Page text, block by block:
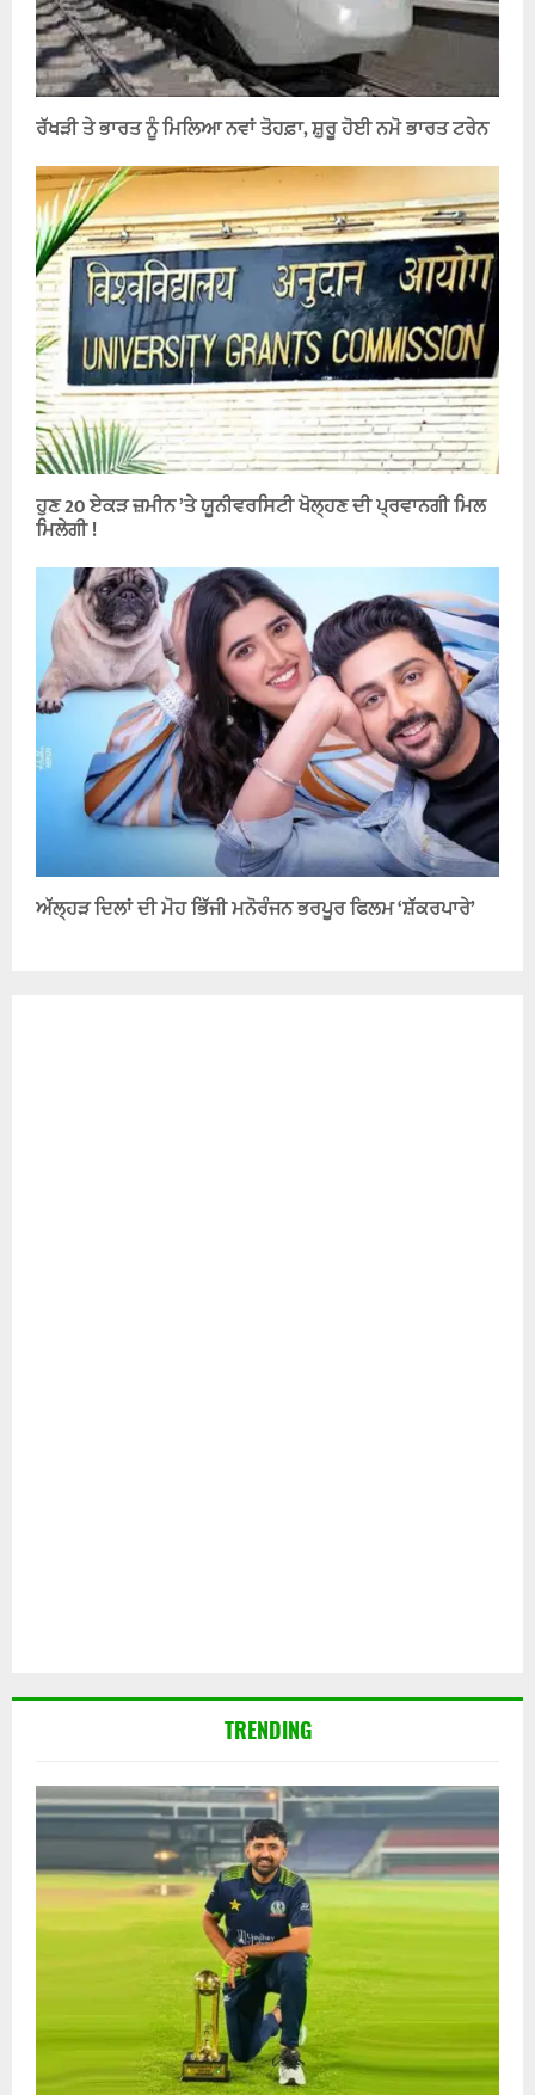
ਰੱਖੜੀ ਤੇ ਭਾਰਤ ਨੂੰ ਮਿਲਿਆ ਨਵਾਂ ਤੋਹਫ਼ਾ, ਸ਼ੁਰੂ ਹੋਈ ਨਮੋ ਭਾਰਤ ਟਰੇਨ
ਹੁਣ 20 ਏਕੜ ਜ਼ਮੀਨ ’ਤੇ ਯੂਨੀਵਰਸਿਟੀ ਖੋਲ੍ਹਣ ਦੀ ਪ੍ਰਵਾਨਗੀ ਮਿਲ
ਮਿਲੇਗੀ !
ਅੱਲ੍ਹੜ ਦਿਲਾਂ ਦੀ ਮੋਹ ਭਿੱਜੀ ਮਨੋਰੰਜਨ ਭਰਪੂਰ ਫਿਲਮ ‘ਸ਼ੱਕਰਪਾਰੇ’
TRENDING